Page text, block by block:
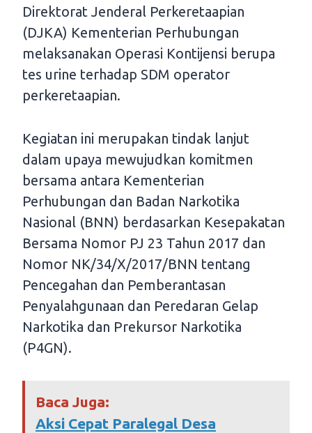
Direktorat Jenderal Perkeretaapian
(DJKA) Kementerian Perhubungan
melaksanakan Operasi Kontijensi berupa
tes urine terhadap SDM operator
perkeretaapian.
Kegiatan ini merupakan tindak lanjut
dalam upaya mewujudkan komitmen
bersama antara Kementerian
Perhubungan dan Badan Narkotika
Nasional (BNN) berdasarkan Kesepakatan
Bersama Nomor PJ 23 Tahun 2017 dan
Nomor NK/34/X/2017/BNN tentang
Pencegahan dan Pemberantasan
Penyalahgunaan dan Peredaran Gelap
Narkotika dan Prekursor Narkotika
(P4GN).
Baca Juga:
Aksi Cepat Paralegal Desa